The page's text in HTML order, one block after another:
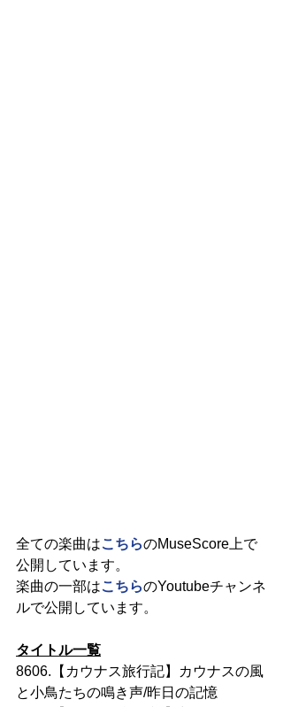
全ての楽曲はこちらのMuseScore上で
公開しています。
楽曲の一部はこちらのYoutubeチャンネ
ルで公開しています。
タイトル一覧
8606.【カウナス旅行記】カウナスの風
と小鳥たちの鳴き声/昨日の記憶